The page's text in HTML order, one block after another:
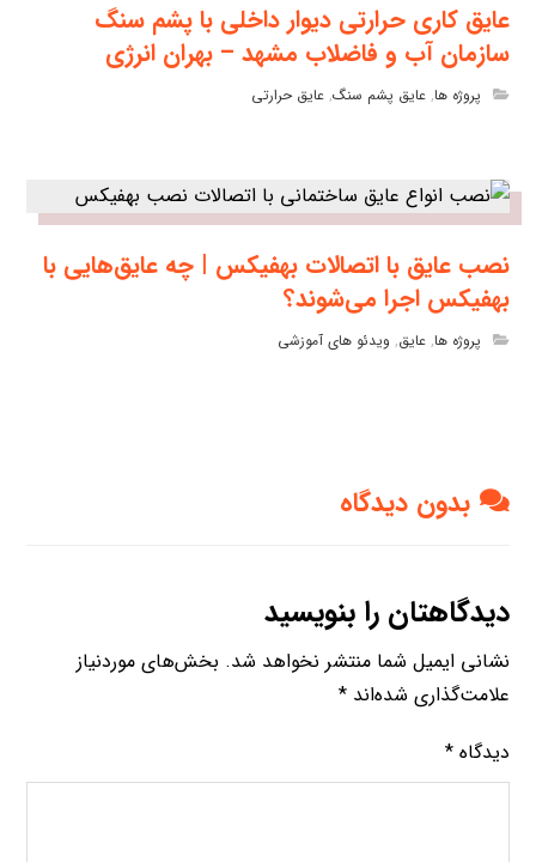
عایق کاری حرارتی دیوار داخلی با پشم سنگ
سازمان آب و فاضلاب مشهد – بهران انرژی
پروژه ها,عایق پشم سنگ,عایق حرارتی
نصب عایق با اتصالات بهفیکس | چه عایق‌هایی با
بهفیکس اجرا می‌شوند؟
پروژه ها,عایق, ویدئو های آموزشی
بدون دیدگاه
دیدگاهتان را بنویسید
نشانی ایمیل شما منتشر نخواهد شد. بخش‌های موردنیاز
علامت‌گذاری شده‌اند*
دیدگاه*